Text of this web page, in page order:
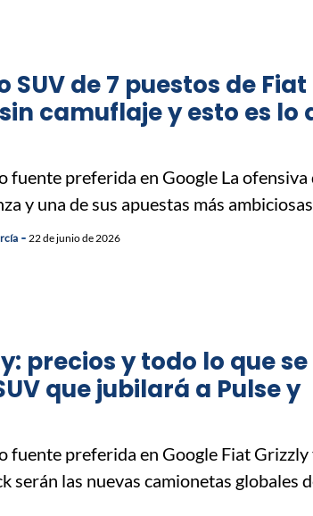
SUV de 7 puestos de Fiat
camuflaje y esto es lo
fuente preferida en Google La ofensiva
y una de sus apuestas más ambiciosas...
22 de junio de 2026
precios y todo lo que se
que jubilará a Pulse y
fuente preferida en Google Fiat Grizzly
serán las nuevas camionetas globales